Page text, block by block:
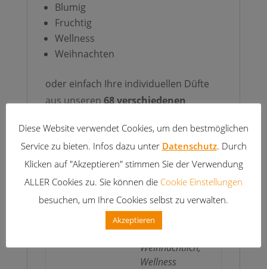
Blumig
Fruchtig
Wellness
Weihnachten
oder einfach Ihre individuellen Düfte
aus unseren68 verschiedenen
Zusätzliche
Informationen
Blumig, Fruchtig,
Individuell,
Weihnachtlich,
Wellness
Diese Website verwendet Cookies, um den bestmöglichen
Service zu bieten. Infos dazu unter Datenschutz. Durch
Klicken auf "Akzeptieren" stimmen Sie der Verwendung
ALLER Cookies zu. Sie können die Cookie Einstellungen
besuchen, um Ihre Cookies selbst zu verwalten.
Akzeptieren